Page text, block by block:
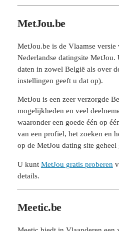
MetJou.be
MetJou.be is de Vlaamse versie
Nederlandse datingsite MetJou.
daten in zowel België als over
instellingen geeft u dat op).
MetJou is een zeer verzorgde
mogelijkheden en veel
waaronder een goede één op
van een profiel, het zoeken en
op de MetJou dating site geheel
U kunt MetJou gratis proberen
details.
Meetic.be